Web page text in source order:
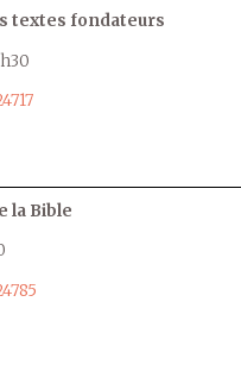
textes fondateurs
la Bible